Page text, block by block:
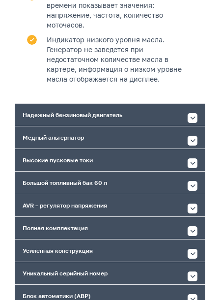
времени показывает значения:
напряжение, частота, количество
моточасов.
Индикатор низкого уровня масла.
Генератор не заведется при
недостаточном количестве масла в
картере, информация о низком уровне
масла отображается на дисплее.
Надежный бензиновый двигатель
Медный альтернатор
Высокие пусковые токи
Большой топливный бак 60 л
AVR – регулятор напряжения
Полная комплектация
Усиленная конструкция
Уникальный серийный номер
Блок автоматики (АВР)